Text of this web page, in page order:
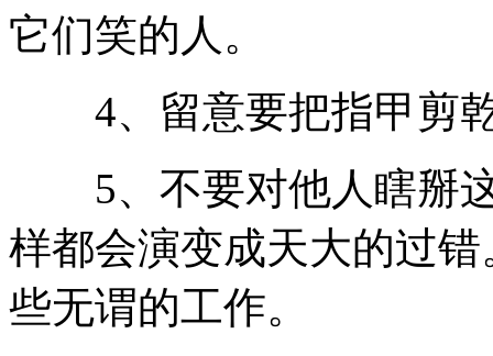
它们笑的人。
4、留意要把指甲剪
5、不要对他人瞎掰这
样都会演变成天大的过
些无谓的工作。